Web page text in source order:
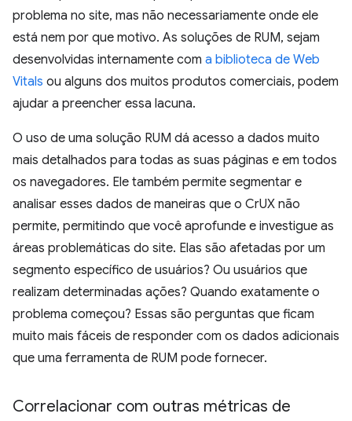
problema no site, mas não necessariamente onde ele
está nem por que motivo. As soluções de RUM, sejam
desenvolvidas internamente com a biblioteca de Web
Vitals ou alguns dos muitos produtos comerciais, podem
ajudar a preencher essa lacuna.
O uso de uma solução RUM dá acesso a dados muito
mais detalhados para todas as suas páginas e em todos
os navegadores. Ele também permite segmentar e
analisar esses dados de maneiras que o CrUX não
permite, permitindo que você aprofunde e investigue as
áreas problemáticas do site. Elas são afetadas por um
segmento específico de usuários? Ou usuários que
realizam determinadas ações? Quando exatamente o
problema começou? Essas são perguntas que ficam
muito mais fáceis de responder com os dados adicionais
que uma ferramenta de RUM pode fornecer.
Correlacionar com outras métricas de